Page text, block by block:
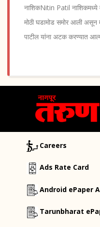
नाशिकNitin Patil नाशिकमध्ये
मोठी घडामोड समोर आली असून
पाटील यांना अटक करण्यात
Careers
Ads Rate Card
Android ePaper
Tarunbharat